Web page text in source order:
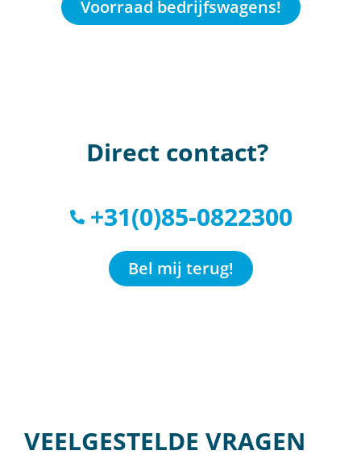
Voorraad bedrijfswagens!
Direct contact?
+31(0)85-0822300
Bel mij terug!
VEELGESTELDE VRAGEN